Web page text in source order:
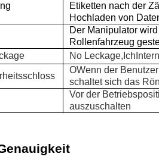
Etiketten nach der
Hochladen von
Der Manipulator
Rollenfahrzeug
No Leckage, Ich
OWenn der
schaltet sich das
Vor der
auszuschalten